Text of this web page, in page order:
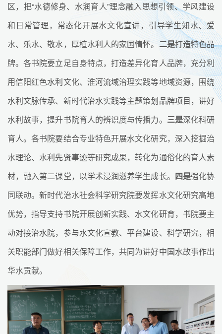
区，把“水德修身、水润育人”理念融入思想引领、学风建设
和日常管理，常态化开展水文化宣讲，引导学生知水、爱
水、乐水、敬水，厚植水利人的家国情怀。二是打造特色品
牌。各书院要立足自身特点，打造差异化育人品牌，充分利
用信阳红色水利文化、淮河流域治理实践等地域资源，围绕
水利文脉传承、新时代治水实践等主题策划品牌项目，讲好
水利故事，提升书院育人的辨识度与传播力。 三是深化科研
育人。各书院要结合专业特色开展水文化研究，深入挖掘治
水理论、水利先贤事迹等研究成果，转化为通俗化的育人素
材，融入第二课堂，以学术浸润滋养学生成长。 四是强化协
同联动。新时代治水社会科学研究院要发挥水文化研究高地
优势，指导支持书院开展创新实践、水文化研育，书院要主
动对接治水院，参与水文化宣教、平台建设、科学研究，相
关职能部门做好相关保障工作，共同为讲好中国水故事作出
华水贡献。